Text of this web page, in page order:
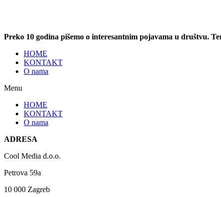
Preko 10 godina pišemo o interesantnim pojavama u društvu.
HOME
KONTAKT
O nama
Menu
HOME
KONTAKT
O nama
ADRESA
Cool Media d.o.o.
Petrova 59a
10 000 Zagreb